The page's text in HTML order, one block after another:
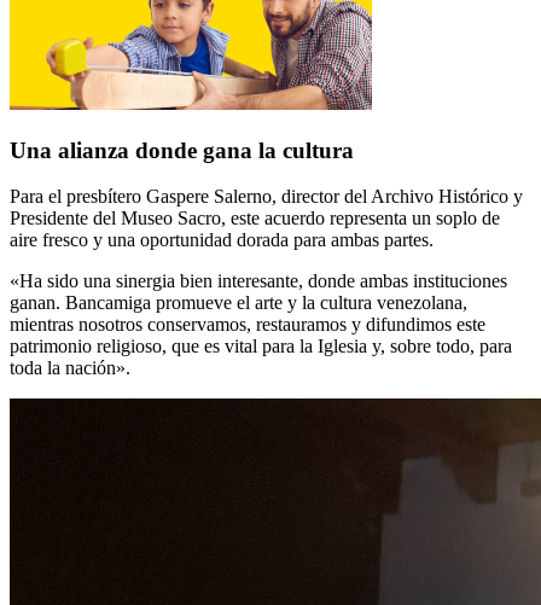
Una alianza donde gana la cultura
Para el presbítero Gaspere Salerno, director del Archivo Histórico y
Presidente del Museo Sacro, este acuerdo representa un soplo de
aire fresco y una oportunidad dorada para ambas partes.
«Ha sido una sinergia bien interesante, donde ambas instituciones
ganan. Bancamiga promueve el arte y la cultura venezolana,
mientras nosotros conservamos, restauramos y difundimos este
patrimonio religioso, que es vital para la Iglesia y, sobre todo, para
toda la nación».